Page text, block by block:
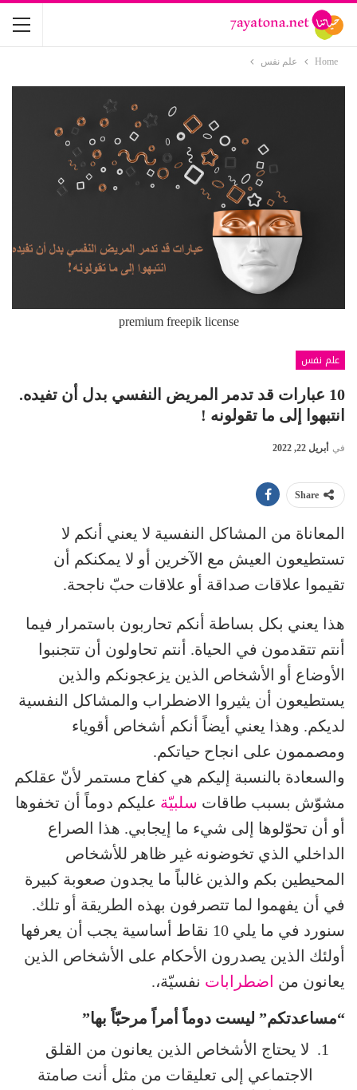
Home علم نفس
premium freepik license
علم نفس
10 عبارات قد تدمر المريض النفسي بدل أن تفيده.
انتبهوا إلى ما تقولونه !
في أبريل 22, 2022
Share
المعاناة من المشاكل النفسية لا يعني أنكم لا
تستطيعون العيش مع الآخرين أو لا يمكنكم أن
تقيموا علاقات صداقة أو علاقات حبّ ناجحة.
هذا يعني بكل بساطة أنكم تحاربون باستمرار فيما
أنتم تتقدمون في الحياة. أنتم تحاولون أن تتجنبوا
الأوضاع أو الأشخاص الذين يزعجونكم والذين
يستطيعون أن يثيروا الاضطراب والمشاكل النفسية
لديكم. وهذا يعني أيضاً أنكم أشخاص أقوياء
ومصممون على انجاح حياتكم.
والسعادة بالنسبة إليكم هي كفاح مستمر لأنّ عقلكم
مشوّش بسبب طاقات سلبيّة عليكم دوماً أن تخفوها
أو أن تحوّلوها إلى شيء ما إيجابي. هذا الصراع
الداخلي الذي تخوضونه غير ظاهر للأشخاص
المحيطين بكم والذين غالباً ما يجدون صعوبة كبيرة
في أن يفهموا لما تتصرفون بهذه الطريقة أو تلك.
سنورد في ما يلي 10 نقاط أساسية يجب أن يعرفها
أولئك الذين يصدرون الأحكام على الأشخاص الذين
يعانون من اضطرابات نفسيّة،.
“مساعدتكم” ليست دوماً أمراً مرحبّاً بها”
لا يحتاج الأشخاص الذين يعانون من القلق
الاجتماعي إلى تعليقات من مثل أنت صامتة